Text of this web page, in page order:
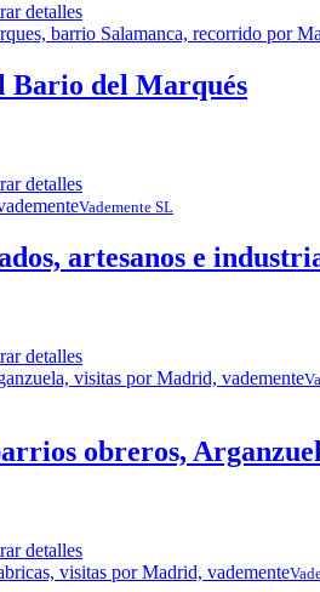
detalles
Bario del Marqués
detalles
Vademente SL
artesanos e
detalles
obreros,
detalles